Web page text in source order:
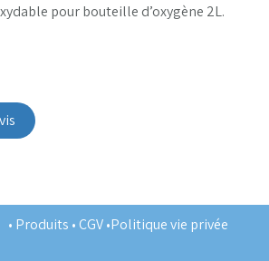
pour bouteille d’oxygène 2L.
• Produits •CGV•Politique vie privée